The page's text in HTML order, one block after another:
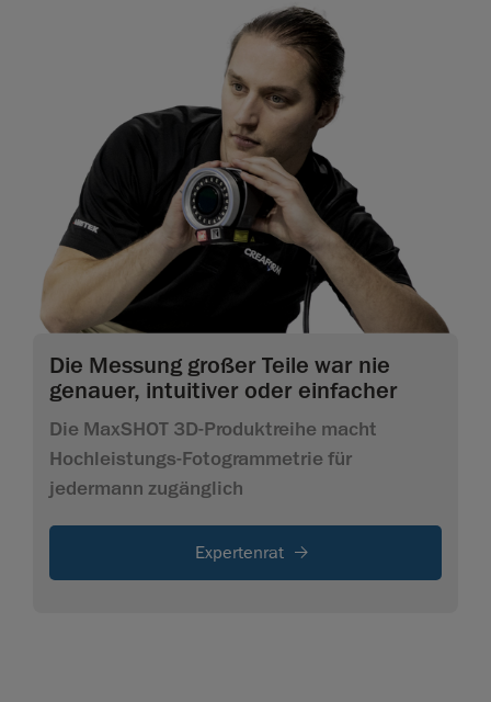
Die Messung großer Teile war nie
genauer, intuitiver oder einfacher
Die MaxSHOT 3D-Produktreihe macht
Hochleistungs-Fotogrammetrie für
jedermann zugänglich
Expertenrat